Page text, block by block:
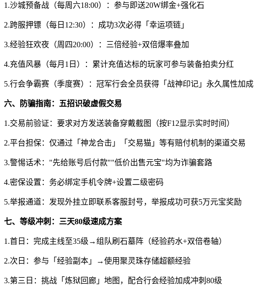
1.沙城预备战（每周六18:00）：参与即送20W绑金+强化石
2.跨服押镖（每日12:30）：成功3次必得「幸运项链」
3.经验狂欢夜（周四20:00）：三倍经验+双倍爆率叠加
4.充值风暴（每月1日）：累计充值达标的玩家可参与装备拍卖分红
5.行会争霸赛（季度赛）：冠军行会全员获得「战神印记」永久属性加成
六、防骗指南：五招识破虚假交易
1.交易前验证：要求对方发送装备穿戴截图（按F12显示实时时间）
2.平台担保：仅通过「神龙合击」「交易猫」等有赔付机制的渠道交易
3.警惕话术："先给账号后付款""低价出售元宝"均为诈骗套路
4.密保设置：务必绑定手机令牌+设置二级密码
5.举报通道：发现外挂立即联系客服封号，举报成功可获5万元宝奖励
七、等级冲刺：三天80级速成方案
1.首日：完成主线至35级→组队刷石墓阵（经验药水+双倍卷轴）
2.次日：参与「经验副本」→使用聚灵珠存储超额经验
3.第三日：挑战「炼狱回廊」地图，配合行会经验加成冲刺80级